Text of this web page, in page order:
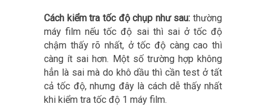
Cách kiểm tra tốc độ chụp như sau: thường
máy film nếu tốc độ sai thì sai ở tốc độ
chậm thấy rõ nhất, ở tốc độ càng cao thì
càng ít sai hơn. Một số trường hợp không
hẳn là sai mà do khô dầu thì cần test ở tất
cả tốc độ, nhưng đây là cách dễ thấy nhất
khi kiểm tra tốc độ 1 máy film.